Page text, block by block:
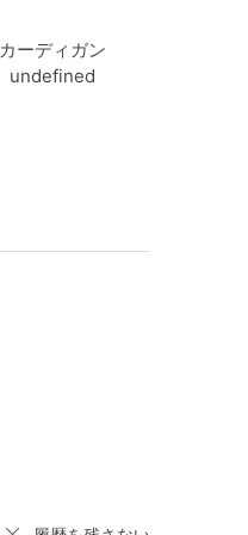
カーディガン
undefined